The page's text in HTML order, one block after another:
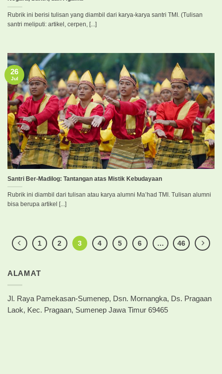
Rubrik ini berisi tulisan yang diambil dari karya-karya santri TMI. (Tulisan
santri meliputi: artikel, cerpen, [...]
Santri Ber-Madilog: Tantangan atas Mistik Kebudayaan
Rubrik ini diambil dari tulisan atau karya alumni Ma’had TMI. Tulisan alumni
bisa berupa artikel [...]
26
Jul
1 2 3 4 5 6 … 46
ALAMAT
Jl. Raya Pamekasan-Sumenep, Dsn. Mornangka, Ds. Pragaan
Laok, Kec. Pragaan, Sumenep Jawa Timur 69465